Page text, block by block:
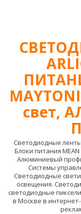
свет,
Cветодиодные
Блоки питания
Алюминиевый
Системы
Светодиодные
освещения.
светодиодные
в Москве в